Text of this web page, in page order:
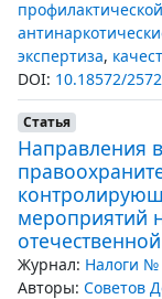
экспертиза,
DOI: 10.18572/
Статья
Направления
мероприятий
Журнал: Налоги №
Авторы: Советов